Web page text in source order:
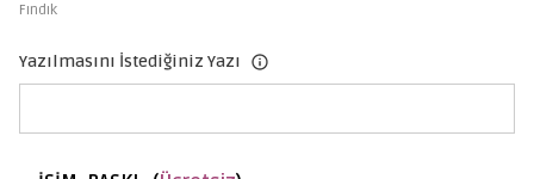
Fındık
Yazılmasını İstediğiniz Yazı